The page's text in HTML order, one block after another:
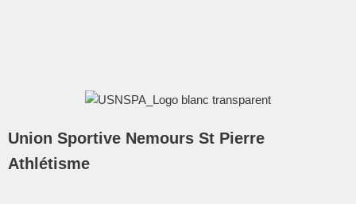
Union Sportive Nemours St Pierre
Athlétisme